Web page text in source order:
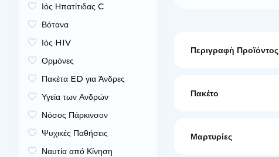
Ιός Ηπατίτιδας C
Βότανα
Ιός HIV
Ορμόνες
Πακέτα ED για Άνδρες
Υγεία των Ανδρών
Νόσος Πάρκινσον
Ψυχικές Παθήσεις
Ναυτία από Κίνηση
Περιγραφὴ Προϊόντος
Πακέτο
Μαρτυρίες